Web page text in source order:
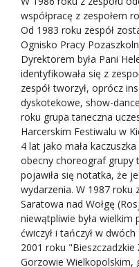
współpracę z zespołem
Od 1983 roku zespół
Ognisko Pracy
Dyrektorem była Pani
identyfikowała się z
zespół tworzył, oprócz
dyskotekowe, show-
roku grupa taneczna
Harcerskim Festiwalu w
4 lat jako mała
obecny choreograf grupy
pojawiła się notatka, że
wydarzenia. W 1987 roku
Saratowa nad Wołgę
niewątpliwie była wielkim
ćwiczył i tańczył w
2001 roku "Bieszczadzkie
Gorzowie Wielkopolskim,